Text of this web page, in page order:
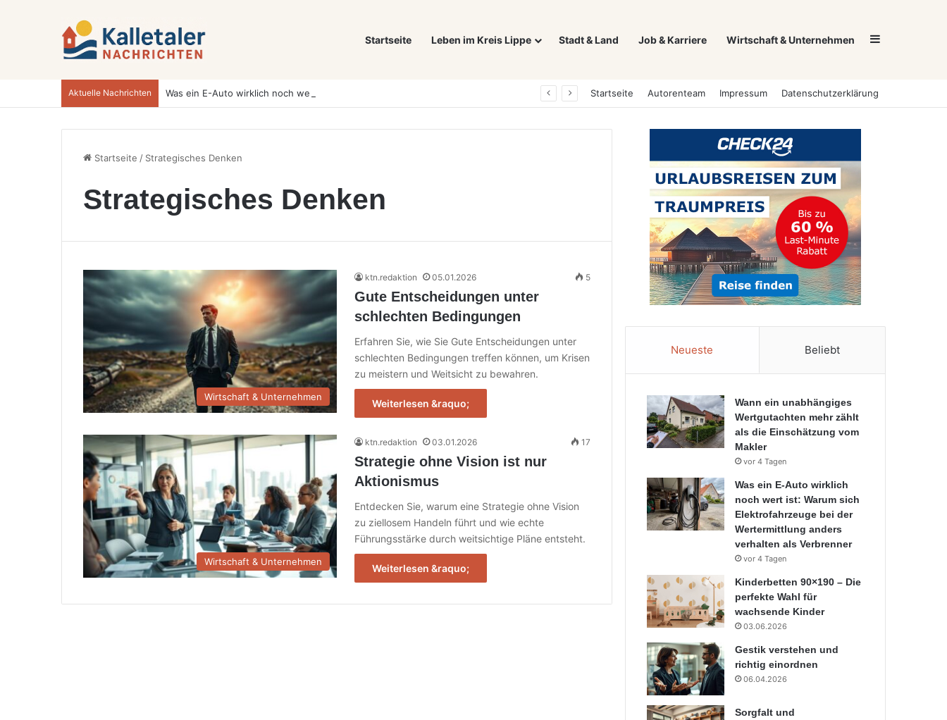
Startseite Leben im Kreis Lippe Stadt & Land Job & Karriere Wirtschaft & Unternehmen Sidebar
Aktuelle Nachrichten Startseite Autorenteam Impressum Datenschutzerklärung
Startseite / Strategisches Denken
Strategisches Denken
Wirtschaft & Unternehmen
ktn.redaktion 05.01.2026 5
Gute Entscheidungen unter
schlechten Bedingungen
Erfahren Sie, wie Sie Gute Entscheidungen unter
schlechten Bedingungen treffen können, um Krisen
zu meistern und Weitsicht zu bewahren.
Weiterlesen &raquo;
Wirtschaft & Unternehmen
ktn.redaktion 03.01.2026 17
Strategie ohne Vision ist nur
Aktionismus
Entdecken Sie, warum eine Strategie ohne Vision
zu ziellosem Handeln führt und wie echte
Führungsstärke durch weitsichtige Pläne entsteht.
Weiterlesen &raquo;
Neueste Beliebt
Wann ein unabhängiges
Wertgutachten mehr zählt
als die Einschätzung vom
Makler
vor 4 Tagen
Was ein E-Auto wirklich
noch wert ist: Warum sich
Elektrofahrzeuge bei der
Wertermittlung anders
verhalten als Verbrenner
vor 4 Tagen
Kinderbetten 90×190 – Die
perfekte Wahl für
wachsende Kinder
03.06.2026
Gestik verstehen und
richtig einordnen
06.04.2026
Sorgfalt und